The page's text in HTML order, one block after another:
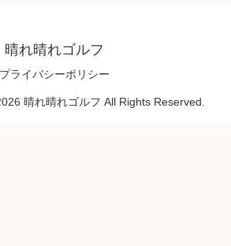
晴れ晴れゴルフ
プライバシーポリシー
晴れ晴れゴルフ All Rights Reserved.